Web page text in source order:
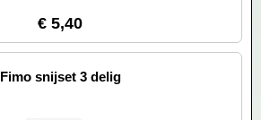
€ 5,40
Fimo snijset 3 delig